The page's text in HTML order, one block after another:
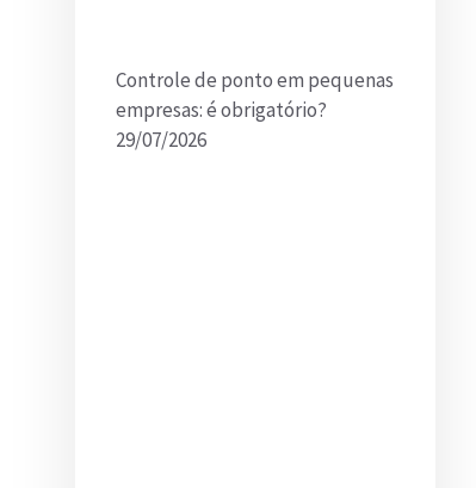
Controle de ponto em pequenas
empresas: é obrigatório?
29/07/2026